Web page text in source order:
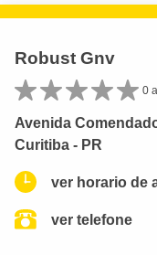
Robust Gnv
0
Avenida
Curitiba - PR
ver horario de
ver telefone